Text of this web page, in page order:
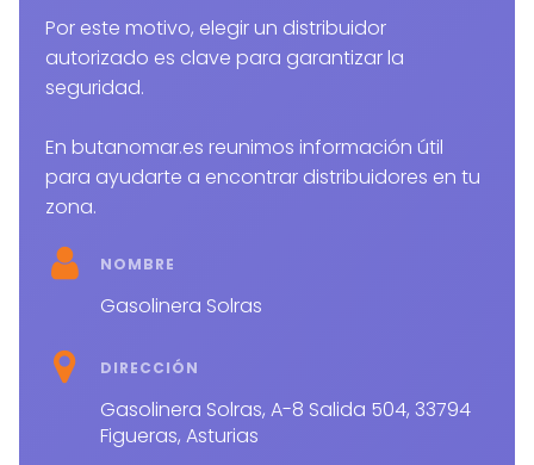
Por este motivo, elegir un distribuidor
autorizado es clave para garantizar la
seguridad.
En butanomar.es reunimos información útil
para ayudarte a encontrar distribuidores en tu
zona.
NOMBRE
Gasolinera Solras
DIRECCIÓN
Gasolinera Solras, A-8 Salida 504, 33794
Figueras, Asturias